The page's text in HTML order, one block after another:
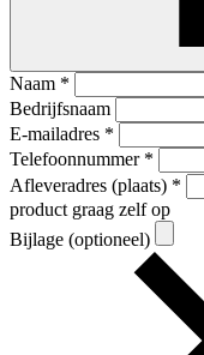
Naam *
Bedrijfsnaam
E-mailadres *
Telefoonnummer *
Afleveradres (plaats) *
product graag zelf op
Bijlage (optioneel)